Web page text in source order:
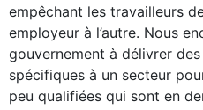
empêchant les travailleurs
employeur à l’autre. Nous
gouvernement à délivrer
spécifiques à un secteur
peu qualifiées qui sont en